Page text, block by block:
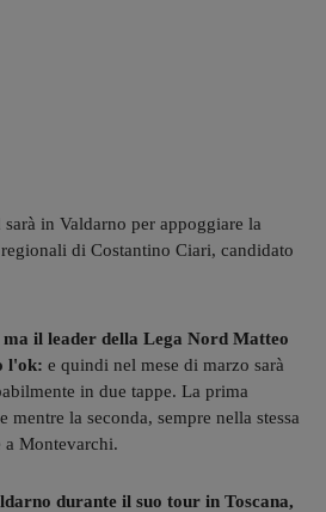
in Valdarno per appoggiare la
di Costantino Ciari, candidato
il leader della Lega Nord Matteo
l'ok: e quindi nel mese di marzo sarà
in due tappe. La prima
mentre la seconda, sempre nella stessa
a Montevarchi.
durante il suo tour in Toscana,